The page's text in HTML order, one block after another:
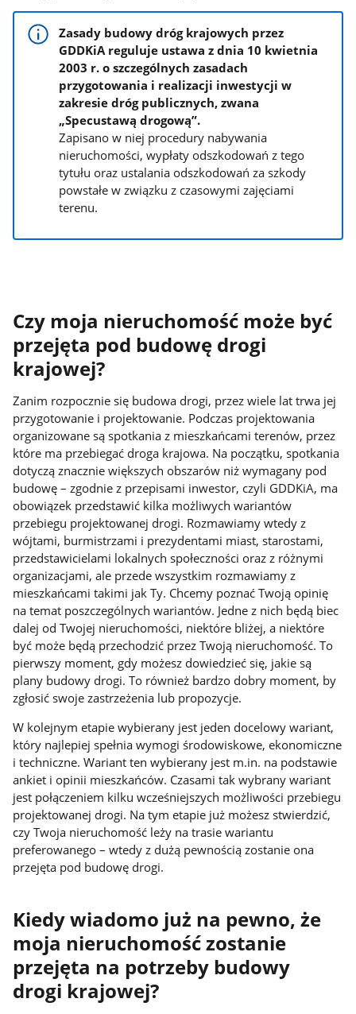
Zasady budowy dróg krajowych przez
GDDKiA reguluje ustawa z dnia 10 kwietnia
2003 r. o szczególnych zasadach
przygotowania i realizacji inwestycji w
zakresie dróg publicznych, zwana
„Specustawą drogową”.
Zapisano w niej procedury nabywania
nieruchomości, wypłaty odszkodowań z tego
tytułu oraz ustalania odszkodowań za szkody
powstałe w związku z czasowymi zajęciami
terenu.
Czy moja nieruchomość może być
przejęta pod budowę drogi
krajowej?
Zanim rozpocznie się budowa drogi, przez wiele lat trwa jej
przygotowanie i projektowanie. Podczas projektowania
organizowane są spotkania z mieszkańcami terenów, przez
które ma przebiegać droga krajowa. Na początku, spotkania
dotyczą znacznie większych obszarów niż wymagany pod
budowę – zgodnie z przepisami inwestor, czyli GDDKiA, ma
obowiązek przedstawić kilka możliwych wariantów
przebiegu projektowanej drogi. Rozmawiamy wtedy z
wójtami, burmistrzami i prezydentami miast, starostami,
przedstawicielami lokalnych społeczności oraz z różnymi
organizacjami, ale przede wszystkim rozmawiamy z
mieszkańcami takimi jak Ty. Chcemy poznać Twoją opinię
na temat poszczególnych wariantów. Jedne z nich będą biec
dalej od Twojej nieruchomości, niektóre bliżej, a niektóre
być może będą przechodzić przez Twoją nieruchomość. To
pierwszy moment, gdy możesz dowiedzieć się, jakie są
plany budowy drogi. To również bardzo dobry moment, by
zgłosić swoje zastrzeżenia lub propozycje.
W kolejnym etapie wybierany jest jeden docelowy wariant,
który najlepiej spełnia wymogi środowiskowe, ekonomiczne
i techniczne. Wariant ten wybierany jest m.in. na podstawie
ankiet i opinii mieszkańców. Czasami tak wybrany wariant
jest połączeniem kilku wcześniejszych możliwości przebiegu
projektowanej drogi. Na tym etapie już możesz stwierdzić,
czy Twoja nieruchomość leży na trasie wariantu
preferowanego – wtedy z dużą pewnością zostanie ona
przejęta pod budowę drogi.
Kiedy wiadomo już na pewno, że
moja nieruchomość zostanie
przejęta na potrzeby budowy
drogi krajowej?